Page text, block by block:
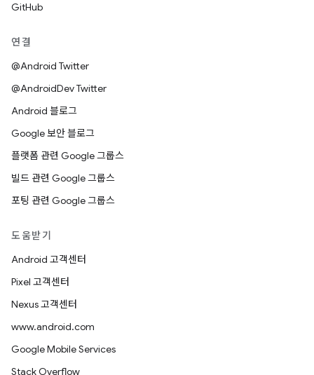
GitHub
연결
@Android Twitter
@AndroidDev Twitter
Android 블로그
Google 보안 블로그
플랫폼 관련 Google 그룹스
빌드 관련 Google 그룹스
포팅 관련 Google 그룹스
도움받기
Android 고객센터
Pixel 고객센터
Nexus 고객센터
www.android.com
Google Mobile Services
Stack Overflow